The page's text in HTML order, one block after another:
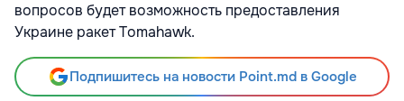
вопросов будет возможность предоставления
Украине ракет Tomahawk.
Подпишитесь на новости Point.md в Google